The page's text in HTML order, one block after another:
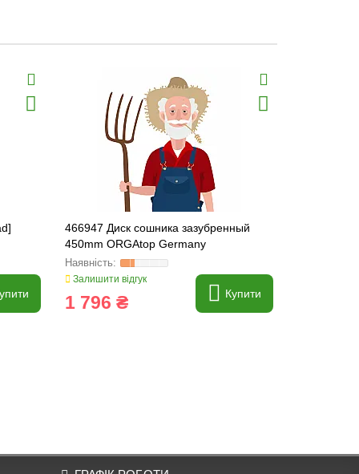
466947 Диск сошника зазубренный
450mm ORGAtop Germany
Залишити відгук
1 796 ₴ Купити